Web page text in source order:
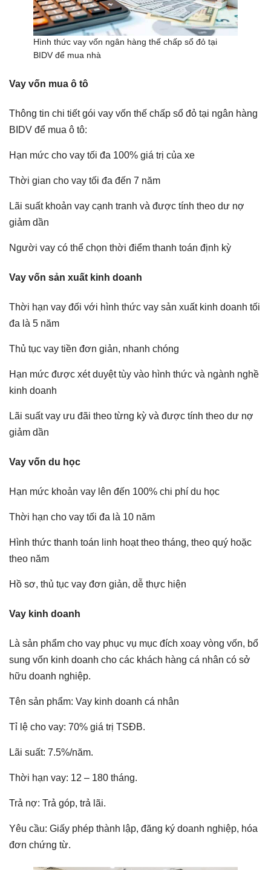
Hình thức vay vốn ngân hàng thế chấp sổ đỏ tại
BIDV để mua nhà
Vay vốn mua ô tô
Thông tin chi tiết gói vay vốn thế chấp sổ đỏ tại ngân hàng
BIDV để mua ô tô:
Hạn mức cho vay tối đa 100% giá trị của xe
Thời gian cho vay tối đa đến 7 năm
Lãi suất khoản vay cạnh tranh và được tính theo dư nợ
giảm dần
Người vay có thể chọn thời điểm thanh toán định kỳ
Vay vốn sản xuất kinh doanh
Thời hạn vay đối với hình thức vay sản xuất kinh doanh tối
đa là 5 năm
Thủ tục vay tiền đơn giản, nhanh chóng
Hạn mức được xét duyệt tùy vào hình thức và ngành nghề
kinh doanh
Lãi suất vay ưu đãi theo từng kỳ và được tính theo dư nợ
giảm dần
Vay vốn du học
Hạn mức khoản vay lên đến 100% chi phí du học
Thời hạn cho vay tối đa là 10 năm
Hình thức thanh toán linh hoạt theo tháng, theo quý hoặc
theo năm
Hồ sơ, thủ tục vay đơn giản, dễ thực hiện
Vay kinh doanh
Là sản phẩm cho vay phục vụ mục đích xoay vòng vốn, bổ
sung vốn kinh doanh cho các khách hàng cá nhân có sở
hữu doanh nghiệp.
Tên sản phẩm: Vay kinh doanh cá nhân
Tỉ lệ cho vay: 70% giá trị TSĐB.
Lãi suất: 7.5%/năm.
Thời hạn vay: 12 – 180 tháng.
Trả nợ: Trả góp, trả lãi.
Yêu cầu: Giấy phép thành lập, đăng ký doanh nghiệp, hóa
đơn chứng từ.